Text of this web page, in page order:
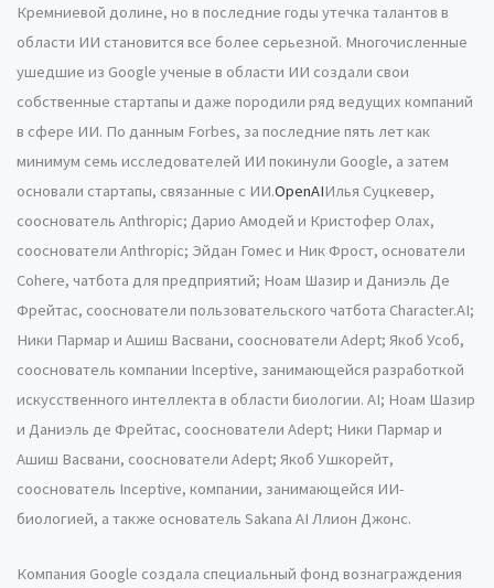
Кремниевой долине, но в последние годы утечка талантов в
области ИИ становится все более серьезной. Многочисленные
ушедшие из Google ученые в области ИИ создали свои
собственные стартапы и даже породили ряд ведущих компаний
в сфере ИИ. По данным Forbes, за последние пять лет как
минимум семь исследователей ИИ покинули Google, а затем
основали стартапы, связанные с ИИ.OpenAIИлья Суцкевер,
сооснователь Anthropic; Дарио Амодей и Кристофер Олах,
сооснователи Anthropic; Эйдан Гомес и Ник Фрост, основатели
Cohere, чатбота для предприятий; Ноам Шазир и Даниэль Де
Фрейтас, сооснователи пользовательского чатбота Character.AI;
Ники Пармар и Ашиш Васвани, сооснователи Adept; Якоб Усоб,
сооснователь компании Inceptive, занимающейся разработкой
искусственного интеллекта в области биологии. AI; Ноам Шазир
и Даниэль де Фрейтас, сооснователи Adept; Ники Пармар и
Ашиш Васвани, сооснователи Adept; Якоб Ушкорейт,
сооснователь Inceptive, компании, занимающейся ИИ-
биологией, а также основатель Sakana AI Ллион Джонс.
Компания Google создала специальный фонд вознаграждения